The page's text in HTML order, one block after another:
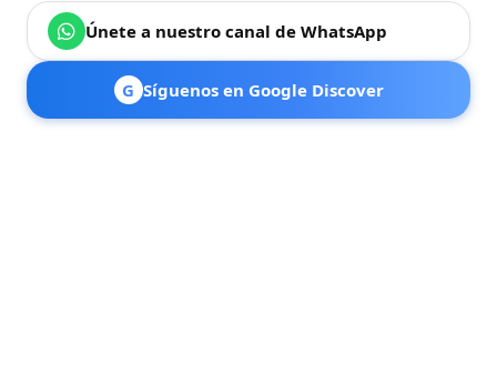
Únete a nuestro canal de WhatsApp
G Síguenos en Google Discover